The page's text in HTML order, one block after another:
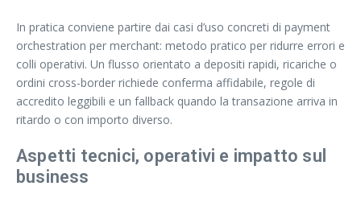
In pratica conviene partire dai casi d’uso concreti di payment
orchestration per merchant: metodo pratico per ridurre errori e
colli operativi. Un flusso orientato a depositi rapidi, ricariche o
ordini cross-border richiede conferma affidabile, regole di
accredito leggibili e un fallback quando la transazione arriva in
ritardo o con importo diverso.
Aspetti tecnici, operativi e impatto sul
business